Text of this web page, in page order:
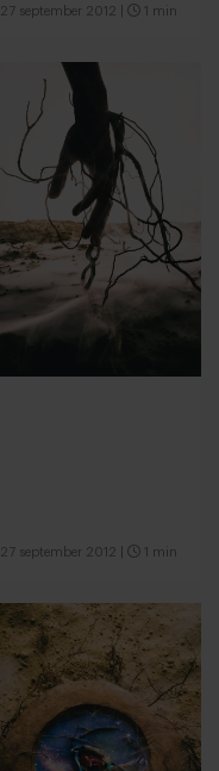
27 september 2012 1 min
27 september 2012 1 min